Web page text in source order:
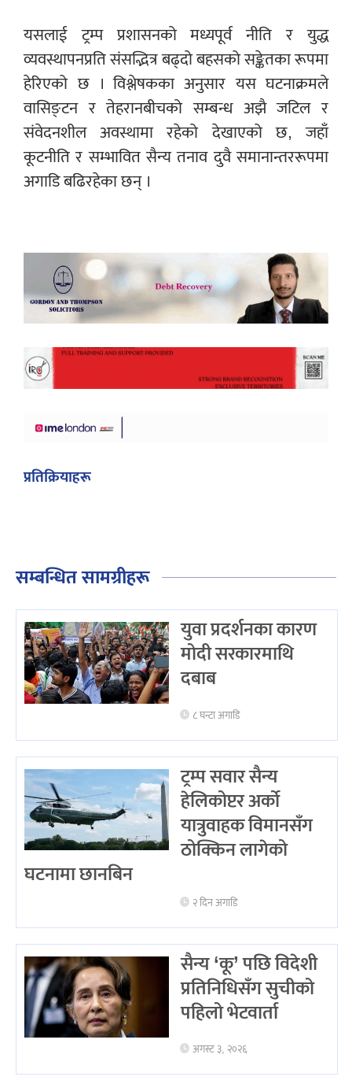
यसलाई ट्रम्प प्रशासनको मध्यपूर्व नीति र युद्ध
व्यवस्थापनप्रति संसद्भित्र बढ्दो बहसको सङ्केतका रूपमा
हेरिएको छ । विश्लेषकका अनुसार यस घटनाक्रमले
वासिङ्टन र तेहरानबीचको सम्बन्ध अझै जटिल र
संवेदनशील अवस्थामा रहेको देखाएको छ, जहाँ
कूटनीति र सम्भावित सैन्य तनाव दुवै समानान्तररूपमा
अगाडि बढिरहेका छन् ।
प्रतिक्रियाहरू
सम्बन्धित सामग्रीहरू
युवा प्रदर्शनका कारण
मोदी सरकारमाथि
दबाब
८ घन्टा अगाडि
ट्रम्प सवार सैन्य
हेलिकोप्टर अर्को
यात्रुवाहक विमानसँग
ठोक्किन लागेको
घटनामा छानबिन
२ दिन अगाडि
सैन्य ‘कू’ पछि विदेशी
प्रतिनिधिसँग सुचीको
पहिलो भेटवार्ता
अगस्ट ३, २०२६